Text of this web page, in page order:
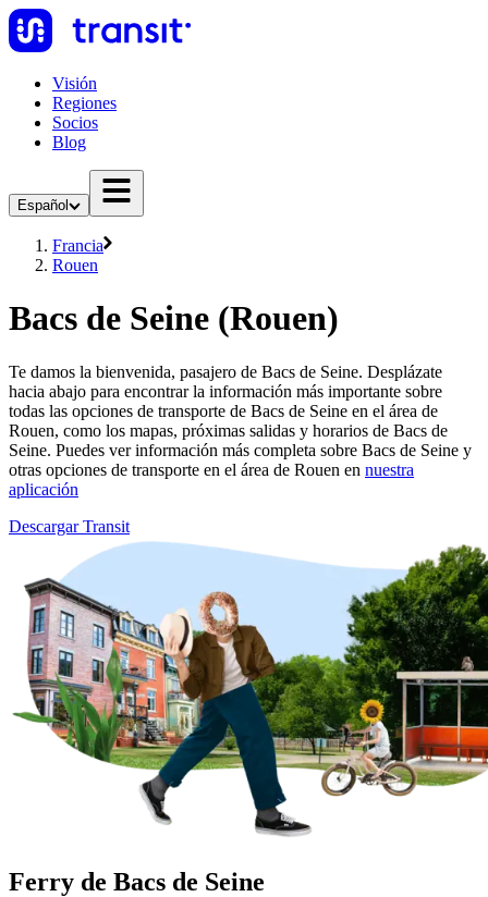
Visión
Regiones
Socios
Blog
Español
Francia
Rouen
Bacs de Seine (Rouen)
Te damos la bienvenida, pasajero de Bacs de Seine. Desplázate
hacia abajo para encontrar la información más importante sobre
todas las opciones de transporte de Bacs de Seine en el área de
Rouen, como los mapas, próximas salidas y horarios de Bacs de
Seine. Puedes ver información más completa sobre Bacs de Seine y
otras opciones de transporte en el área de Rouen en nuestra
aplicación
Descargar Transit
Ferry de Bacs de Seine